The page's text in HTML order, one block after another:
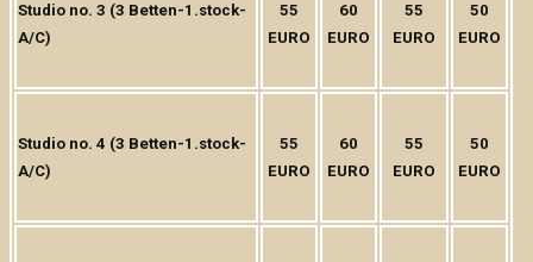
Studio no. 3 (3 Betten-1.stock-
A/C)
55
EURO
60
EURO
55
EURO
50
EURO
Studio no. 4 (3 Betten-1.stock-
A/C)
55
EURO
60
EURO
55
EURO
50
EURO